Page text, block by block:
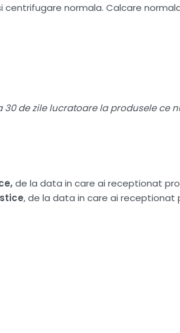
normala. Calcare
de zile lucratoare la produsele ce
de la data in care ai receptionat
, de la data in care ai receptionat